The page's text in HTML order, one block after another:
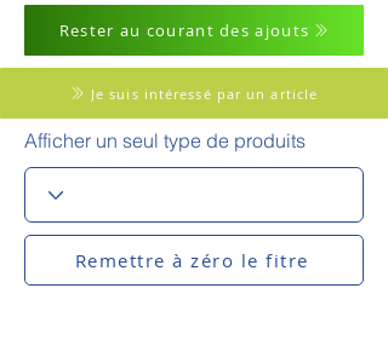
Rester au courant des ajouts
Je suis intéressé par un article
Afficher un seul type de produits
Remettre à zéro le fitre